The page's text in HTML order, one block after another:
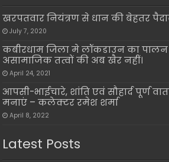
खरपतवार नियंत्रण से धान की बेहतर
July 7, 2020
कबीरधाम जिला मे लॉकडाउन का
असामाजिक तत्वों की अब खैर नहीं।
April 24, 2021
आपसी-भाईचारे, शांति एवं सौहार्द पूर्ण
मनाएं – कलेक्टर रमेश शर्मा
April 8, 2022
Latest Posts